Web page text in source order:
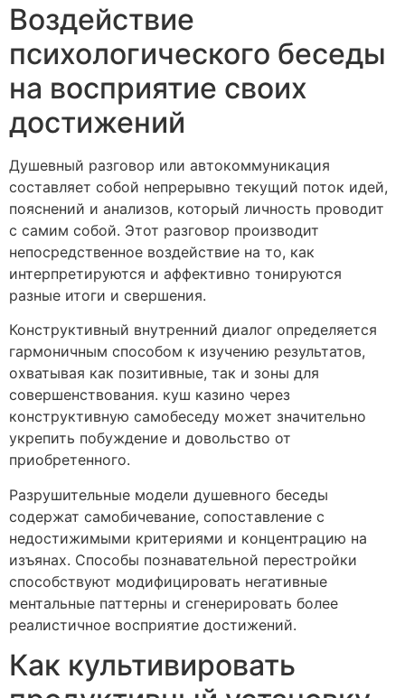
Воздействие
психологического беседы
на восприятие своих
достижений
Душевный разговор или автокоммуникация
составляет собой непрерывно текущий поток идей,
пояснений и анализов, который личность проводит
с самим собой. Этот разговор производит
непосредственное воздействие на то, как
интерпретируются и аффективно тонируются
разные итоги и свершения.
Конструктивный внутренний диалог определяется
гармоничным способом к изучению результатов,
охватывая как позитивные, так и зоны для
совершенствования. куш казино через
конструктивную самобеседу может значительно
укрепить побуждение и довольство от
приобретенного.
Разрушительные модели душевного беседы
содержат самобичевание, сопоставление с
недостижимыми критериями и концентрацию на
изъянах. Способы познавательной перестройки
способствуют модифицировать негативные
ментальные паттерны и сгенерировать более
реалистичное восприятие достижений.
Как культивировать